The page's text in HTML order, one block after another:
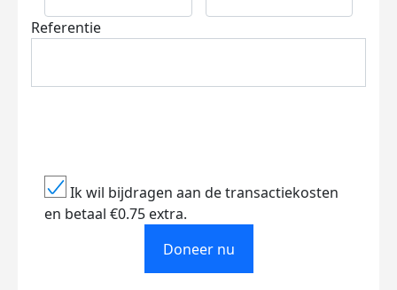
Referentie
Ik wil bijdragen aan de transactiekosten
en betaal €0.75 extra.
Doneer nu